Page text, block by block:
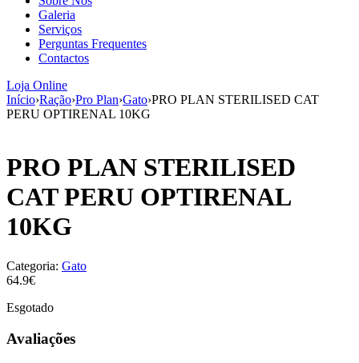
Galeria
Serviços
Perguntas Frequentes
Contactos
Loja Online
Início›Ração›Pro Plan›Gato›PRO PLAN STERILISED CAT
PERU OPTIRENAL 10KG
PRO PLAN STERILISED
CAT PERU OPTIRENAL
10KG
Categoria: Gato
64.9€
Esgotado
Avaliações
aumenta a
probabilidade
de ver
conteúdo e
ofertas